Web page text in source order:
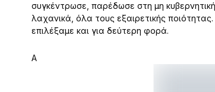
συγκέντρωσε, παρέδωσε στη μη
λαχανικά, όλα τους εξαιρετικής
επιλέξαμε και για δεύτερη φορά.
A